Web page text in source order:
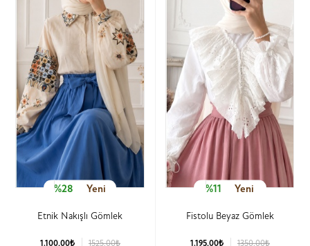
%28 Yeni
Etnik Nakışlı Gömlek
1.100,00₺ 1525.00₺
%11 Yeni
Fistolu Beyaz Gömlek
1.195,00₺ 1350.00₺